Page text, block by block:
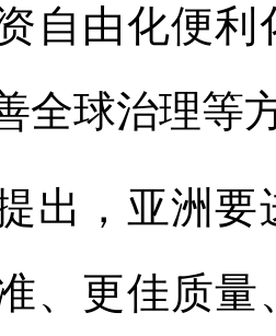
自由化便
全球治理等
，亚洲要
、更佳质